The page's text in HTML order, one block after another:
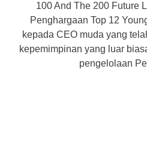
100 And The 200 Future
Penghargaan Top 12
kepada CEO muda yang
kepemimpinan yang luar
pengelolaan